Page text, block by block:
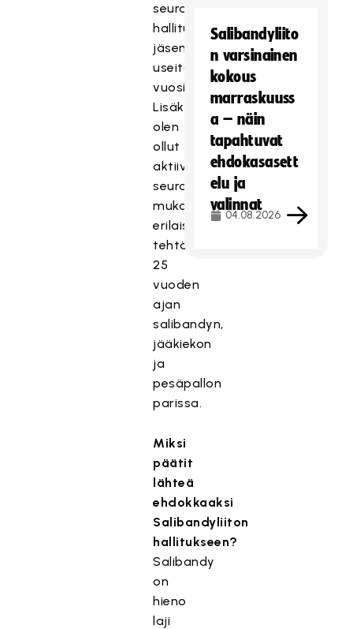
seuran
hallituksen
jäsenenä
useita
vuosia.
Lisäksi
olen
ollut
aktiivisesti
seuratoiminnassa
mukana
erilaisissa
tehtävissä
25
vuoden
ajan
salibandyn,
jääkiekon
ja
pesäpallon
parissa.
Miksi
päätit
lähteä
ehdokkaaksi
Salibandyliiton
hallitukseen?
Salibandy
on
hieno
laji
Salibandyliito
n varsinainen
kokous
marraskuuss
a – näin
tapahtuvat
ehdokasasett
elu ja
valinnat
04.08.2026